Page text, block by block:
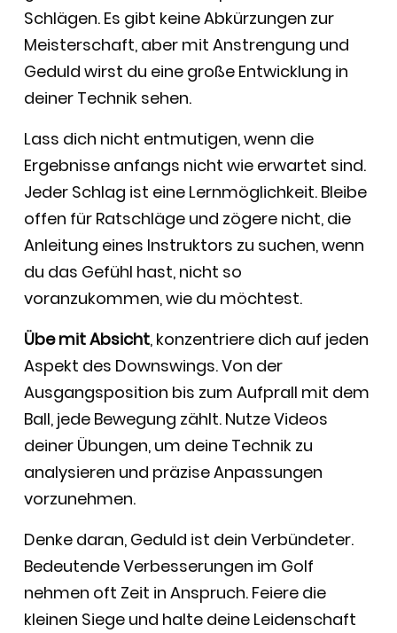
Schlägen. Es gibt keine Abkürzungen zur
Meisterschaft, aber mit Anstrengung und
Geduld wirst du eine große Entwicklung in
deiner Technik sehen.
Lass dich nicht entmutigen, wenn die
Ergebnisse anfangs nicht wie erwartet sind.
Jeder Schlag ist eine Lernmöglichkeit. Bleibe
offen für Ratschläge und zögere nicht, die
Anleitung eines Instruktors zu suchen, wenn
du das Gefühl hast, nicht so
voranzukommen, wie du möchtest.
Übe mit Absicht, konzentriere dich auf jeden
Aspekt des Downswings. Von der
Ausgangsposition bis zum Aufprall mit dem
Ball, jede Bewegung zählt. Nutze Videos
deiner Übungen, um deine Technik zu
analysieren und präzise Anpassungen
vorzunehmen.
Denke daran, Geduld ist dein Verbündeter.
Bedeutende Verbesserungen im Golf
nehmen oft Zeit in Anspruch. Feiere die
kleinen Siege und halte deine Leidenschaft